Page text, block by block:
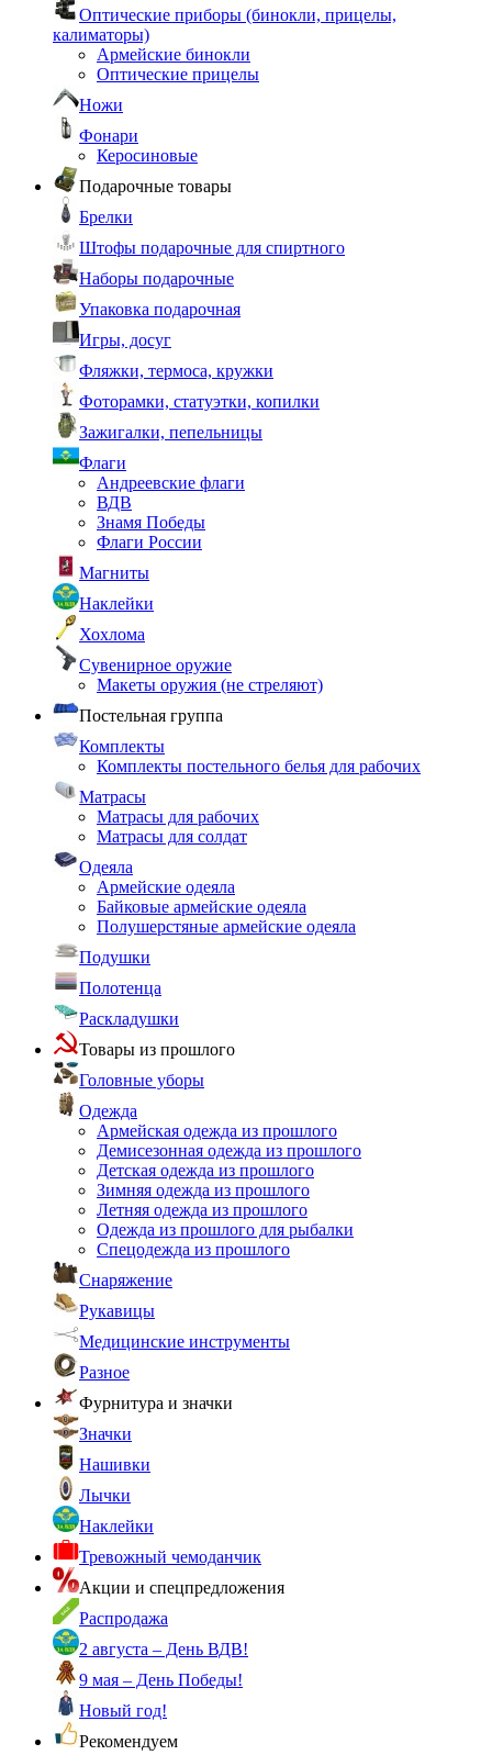
Оптические приборы (бинокли, прицелы,
калиматоры)
Армейские бинокли
Оптические прицелы
Ножи
Фонари
Керосиновые
Подарочные товары
Брелки
Штофы подарочные для спиртного
Наборы подарочные
Упаковка подарочная
Игры, досуг
Фляжки, термоса, кружки
Фоторамки, статуэтки, копилки
Зажигалки, пепельницы
Флаги
Андреевские флаги
ВДВ
Знамя Победы
Флаги России
Магниты
Наклейки
Хохлома
Сувенирное оружие
Макеты оружия (не стреляют)
Постельная группа
Комплекты
Комплекты постельного белья для рабочих
Матрасы
Матрасы для рабочих
Матрасы для солдат
Одеяла
Армейские одеяла
Байковые армейские одеяла
Полушерстяные армейские одеяла
Подушки
Полотенца
Раскладушки
Товары из прошлого
Головные уборы
Одежда
Армейская одежда из прошлого
Демисезонная одежда из прошлого
Детская одежда из прошлого
Зимняя одежда из прошлого
Летняя одежда из прошлого
Одежда из прошлого для рыбалки
Спецодежда из прошлого
Снаряжение
Рукавицы
Медицинские инструменты
Разное
Фурнитура и значки
Значки
Нашивки
Лычки
Наклейки
Тревожный чемоданчик
Акции и спецпредложения
Распродажа
2 августа – День ВДВ!
9 мая – День Победы!
Новый год!
Рекомендуем